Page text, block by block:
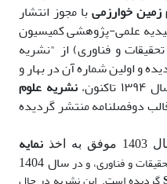
خوارزمیبا مجوز انتشار
علمی-پژوهشی کمیسیون
و فناوری) از "نشریه
و اولین شماره آن در بهار و
نشریه علوم
دوفصلنامه منتشر گردیده
به اخذ
نمایه
و فناوری، و درسال 1404